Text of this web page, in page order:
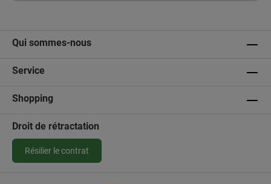
Qui sommes-nous
Service
Shopping
Droit de rétractation
Résilier le contrat